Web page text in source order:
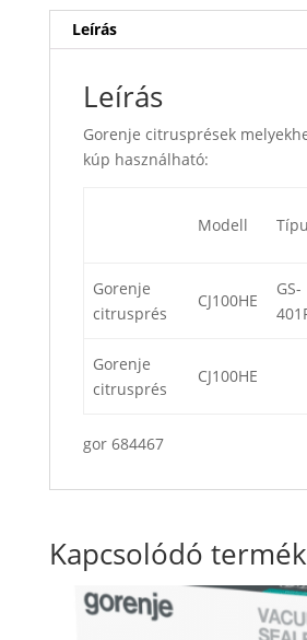
Leírás
Leírás
Gorenje citrusprések
kúp használható:
Modell
Gorenje
citrusprés
CJ100HE
GS-
Gorenje
citrusprés
CJ100HE
gor 684467
Kapcsolódó